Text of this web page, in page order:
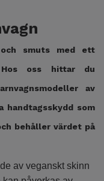
smuts med ett
Hos oss hittar du
av
handtagsskydd som
behåller värdet på
av veganskt skinn